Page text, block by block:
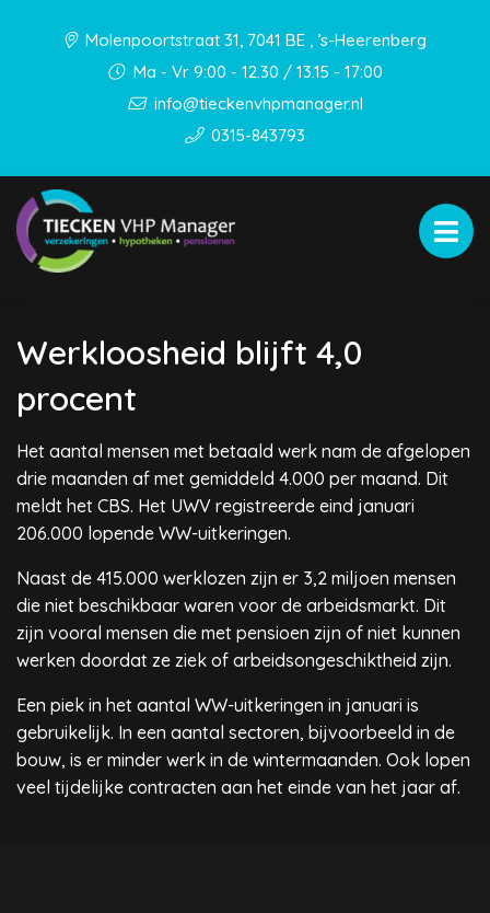
Molenpoortstraat 31, 7041 BE , ’s-Heerenberg
Ma - Vr 9:00 - 12.30 / 13.15 - 17:00
info@tieckenvhpmanager.nl
0315-843793
Werkloosheid blijft 4,0
procent
Het aantal mensen met betaald werk nam de afgelopen
drie maanden af met gemiddeld 4.000 per maand. Dit
meldt het CBS. Het UWV registreerde eind januari
206.000 lopende WW-uitkeringen.
Naast de 415.000 werklozen zijn er 3,2 miljoen mensen
die niet beschikbaar waren voor de arbeidsmarkt. Dit
zijn vooral mensen die met pensioen zijn of niet kunnen
werken doordat ze ziek of arbeidsongeschiktheid zijn.
Een piek in het aantal WW-uitkeringen in januari is
gebruikelijk. In een aantal sectoren, bijvoorbeeld in de
bouw, is er minder werk in de wintermaanden. Ook lopen
veel tijdelijke contracten aan het einde van het jaar af.